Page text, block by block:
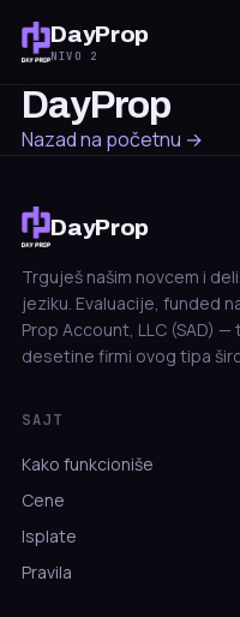
DayProp
NIVO 2
DayProp
Nazad na početnu →
DayProp
Trguješ našim novcem i
jeziku. Evaluacije, funded
Prop Account, LLC (SAD)
desetine firmi ovog tipa
SAJT
Kako funkcioniše
Cene
Isplate
Pravila